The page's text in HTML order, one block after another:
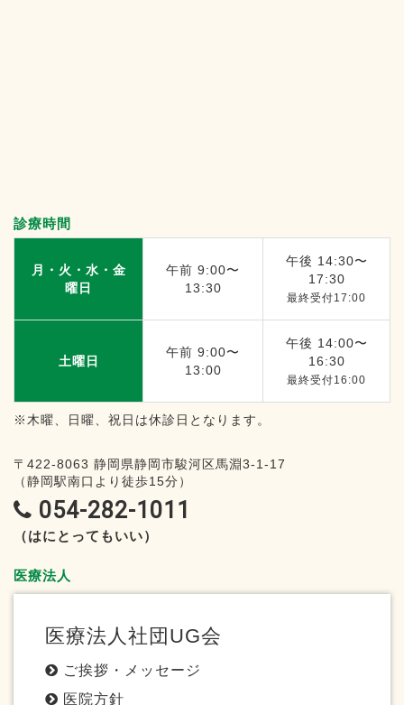
診療時間
月・火・水・金
曜日
午前 9:00〜
13:30
午後 14:30〜
17:30
最終受付17:00
土曜日
午前 9:00〜
13:00
午後 14:00〜
16:30
最終受付16:00
※木曜、日曜、祝日は休診日となります。
〒422-8063 静岡県静岡市駿河区馬淵3-1-17
（静岡駅南口より徒歩15分）
054-282-1011
（はにとってもいい）
医療法人
医療法人社団UG会
ご挨拶・メッセージ
医院方針